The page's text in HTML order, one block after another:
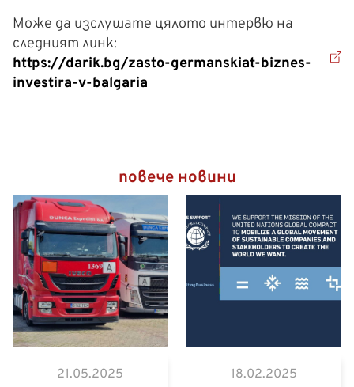
Може да изслушате цялото интервю на
следният линк:
https://darik.bg/zasto-germanskiat-biznes-
investira-v-balgaria
повече новини
Камион за опасни товари
на път към контейнерния
терминал Eurogate във
Вилхелмсхафен
21.05.2025 18.02.2025